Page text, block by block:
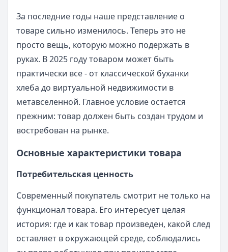
За последние годы наше представление о
товаре сильно изменилось. Теперь это не
просто вещь, которую можно подержать в
руках. В 2025 году товаром может быть
практически все - от классической буханки
хлеба до виртуальной недвижимости в
метавселенной. Главное условие остается
прежним: товар должен быть создан трудом и
востребован на рынке.
Основные характеристики товара
Потребительская ценность
Современный покупатель смотрит не только на
функционал товара. Его интересует целая
история: где и как товар произведен, какой след
оставляет в окружающей среде, соблюдались